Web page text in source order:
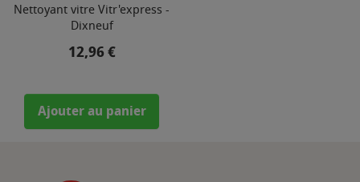
Nettoyant vitre Vitr'express -
Dixneuf
Prix
12,96 €
Ajouter au panier